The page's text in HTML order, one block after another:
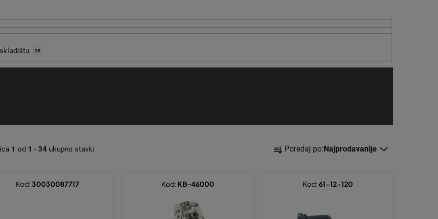
1 od 1 - 34 ukupno stavki
S
o Poredaj po:Najprodavanije
28
Kod:30030087717 Kod: KB-46000 Kod:61-12-120